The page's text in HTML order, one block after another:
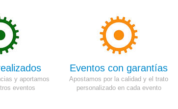
y aportamos
eventos
Eventos con garantías
Apostamos por la calidad y el trato
personalizado en cada evento